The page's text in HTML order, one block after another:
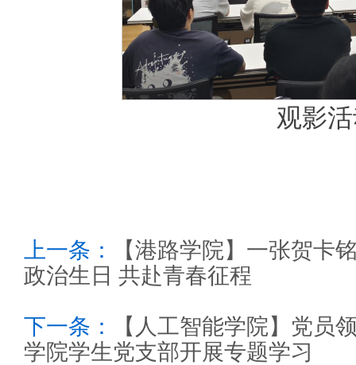
观影
上一条：
【港路学院】一张贺
政治生日 共赴青春征程
下一条：
【人工智能学院】党
学院学生党支部开展专题学习